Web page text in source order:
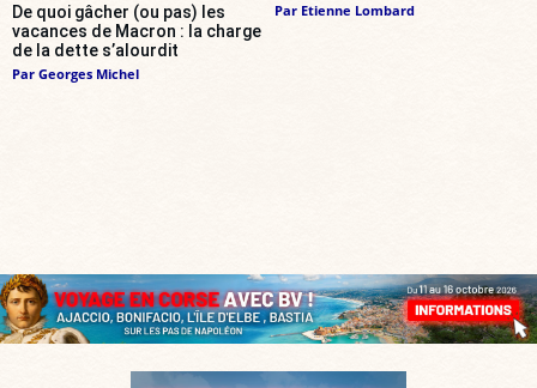
De quoi gâcher (ou pas) les
vacances de Macron : la charge
de la dette s’alourdit
Par Georges Michel
Par Etienne Lombard